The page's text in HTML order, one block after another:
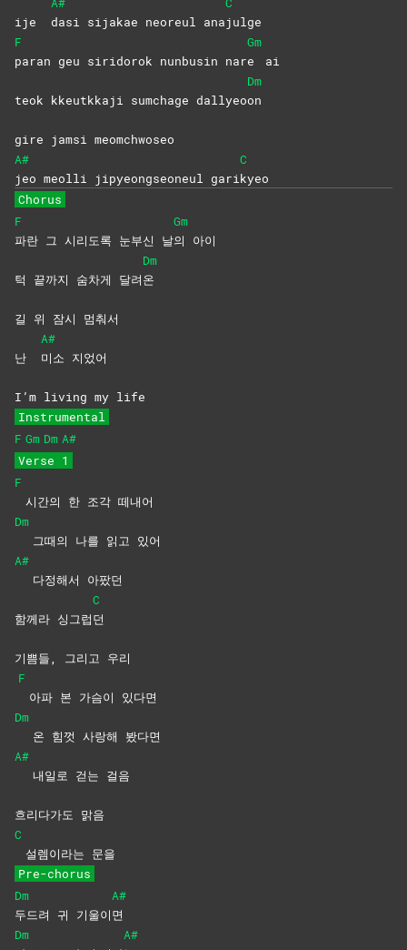
ije dasi sijakae neoreul anajulge
F
paran geu siridorok nunbusin nar
Gm
e
ai
teok kkeutkkaji sumchage dallyeo
Dm
on
gire jamsi meomchwoseo
A#
jeo meolli jipyeongseoneul gari
C
kyeo
Chorus
F
파란 그 시리도록 눈부신 날
Gm
의 아이
턱 끝까지 숨차게 달려
Dm
온
길 위 잠시 멈춰서
난
A#
미소 지었어
I’m living my life
Instrumental
F Gm Dm A#
Verse 1
F
시간의 한 조각 떼내어
Dm
그때의 나를 읽고 있어
A#
다정해서 아팠던
함께라 싱그럽
C
던
기쁨들, 그리고 우리
F
아파 본 가슴이 있다면
Dm
온 힘껏 사랑해 봤다면
A#
내일로 걷는 걸음
흐리다가도 맑음
C
설렘이라는 문을
Pre-chorus
Dm
두드려 귀 기울이
A#
면
Dm
A#